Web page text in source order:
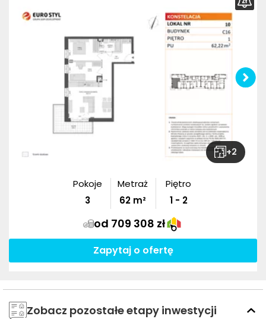
+2
Pokoje
3
Metraż
62 m²
Piętro
1 - 2
od 709 308 zł
Zapytaj o ofertę
Zobacz pozostałe etapy inwestycji